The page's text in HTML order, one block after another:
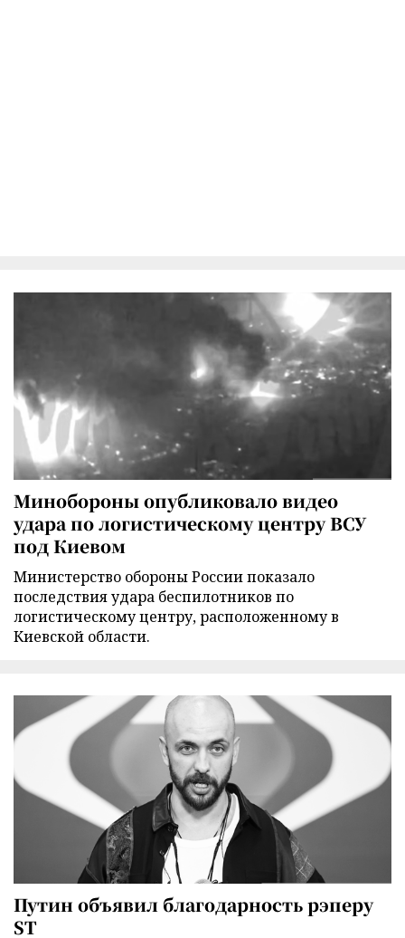
Минобороны опубликовало видео
удара по логистическому центру ВСУ
под Киевом
Министерство обороны России показало
последствия удара беспилотников по
логистическому центру, расположенному в
Киевской области.
Путин объявил благодарность рэперу
ST